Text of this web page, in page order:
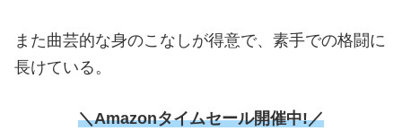
また曲芸的な身のこなしが得意で、素手での格闘に
長けている。
＼Amazonタイムセール開催中!／